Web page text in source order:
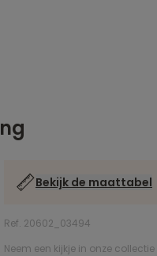
Bekijk de maattabel
Ref. 20602_03494
Neem een kijkje in onze collectie